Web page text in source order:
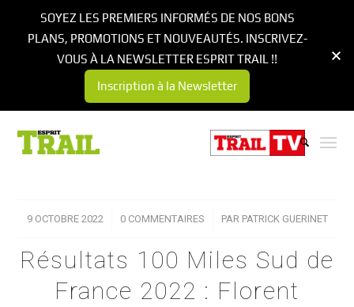
9 OCTOBRE 2022
/ 0 COMMENTAIRES
/ PAR PATRICK GUERINET
Résultats 100 Miles Sud de
France 2022 : Florent
SOYEZ LES PREMIERS INFORMÉS DE NOS BONS
PLANS, PROMOTIONS ET NOUVEAUTÉS. INSCRIVEZ-
VOUS À LA NEWSLETTER ESPRIT TRAIL !!
Inscription à la Newsletter